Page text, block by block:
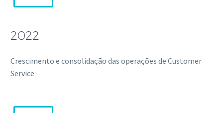
2022
Crescimento e consolidação das operações de Customer
Service